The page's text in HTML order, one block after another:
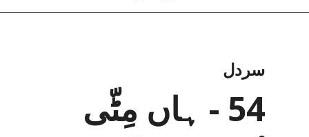
سردل
54 - ہاں مِٹّی